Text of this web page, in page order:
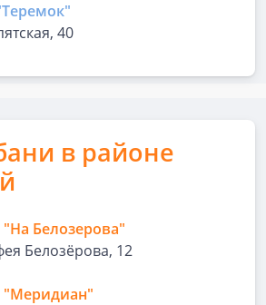
40
в районе
"На Белозерова"
Белозёрова, 12
"Меридиан"